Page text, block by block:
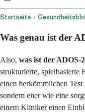
Startseite
Was genau ist der
Also, was ist der ADOS-2
strukturierte, spielbasierte
einen herkömmlichen
sondern eher wie eine
einem Kliniker einen